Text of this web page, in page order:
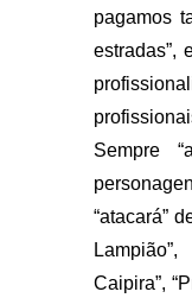
pagamos
estradas”,
Sempre
“atacará”
Caipira”,